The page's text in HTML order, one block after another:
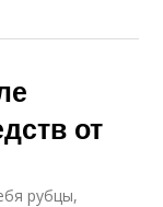
от
рубцы,